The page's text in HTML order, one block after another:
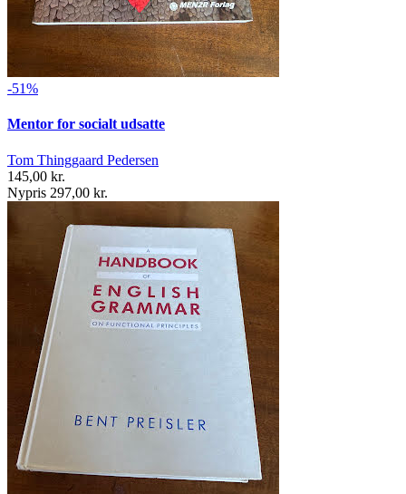
-51%
Mentor for socialt udsatte
Tom Thinggaard Pedersen
145,00 kr.
Nypris 297,00 kr.